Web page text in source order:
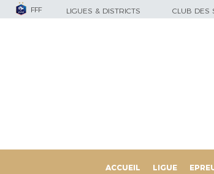
FFF LIGUES & DISTRICTS CLUB DES
ACCUEIL LIGUE